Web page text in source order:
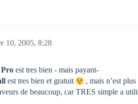
10, 2005, 8:28
est tres bien - mais payant-
est tres bien et gratuit
, mais n’est
de beaucoup, car TRES simple a